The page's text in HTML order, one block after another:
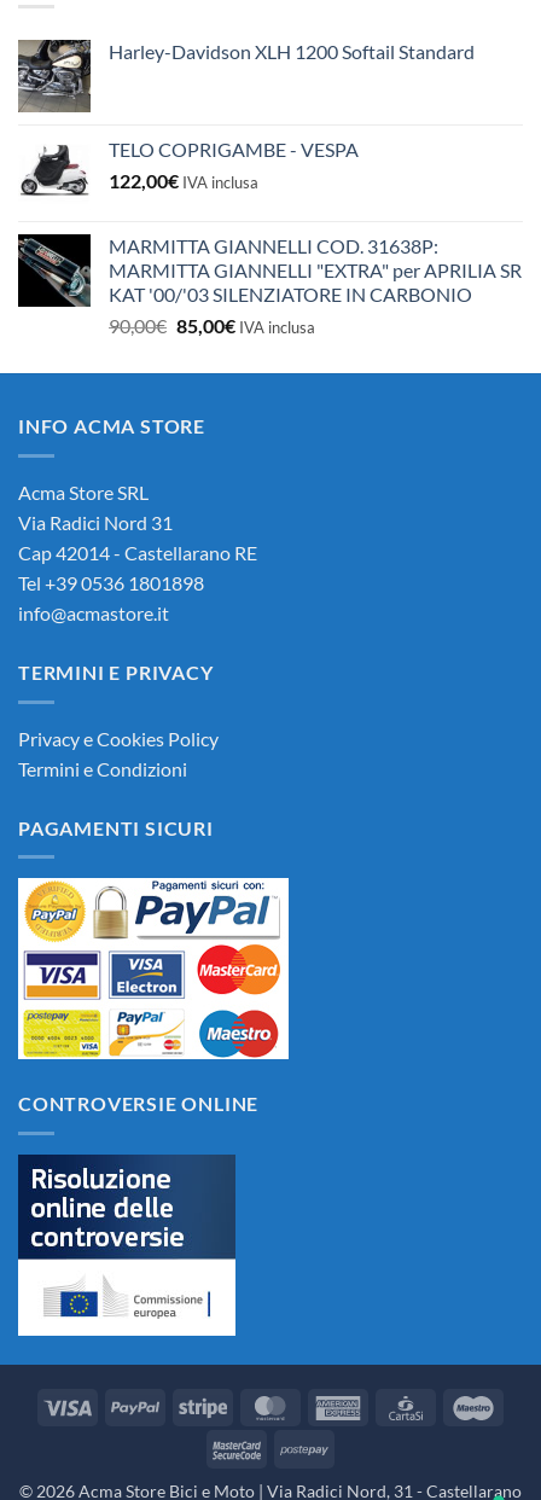
Harley-Davidson XLH 1200 Softail Standard
TELO COPRIGAMBE - VESPA
122,00€ IVA inclusa
MARMITTA GIANNELLI COD. 31638P:
MARMITTA GIANNELLI "EXTRA" per APRILIA SR
KAT '00/'03 SILENZIATORE IN CARBONIO
90,00€ Il
originale
90,00€.
85,00€Il
attuale
IVA inclusa
INFO ACMA STORE
Acma Store SRL
Via Radici Nord 31
Cap 42014 - Castellarano RE
Tel +39 0536 1801898
info@acmastore.it
TERMINI E PRIVACY
Privacy e Cookies Policy
Termini e Condizioni
PAGAMENTI SICURI
CONTROVERSIE ONLINE
Visa PayPal Stripe MasterCardAmerican
CartaSi
MasterCardPostepay
© 2026 Acma Store Bici e Moto | Via Radici Nord, 31 - Castellarano